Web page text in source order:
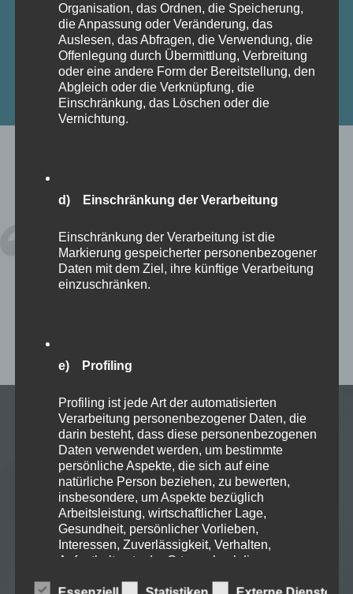
Höflichkeit ist die Wissenschaft, wie
man anderen die größte Menge an
Unannehmlichkeiten ersparen kann.
Blog
Dieser Blog hat seinen Ursprung viele Jahre zurück,
initiiert von Marlies Smits und wird seit 2023 von mir
Organisation, das Ordnen, die Speicherung,
die Anpassung oder Veränderung, das
Auslesen, das Abfragen, die Verwendung, die
Offenlegung durch Übermittlung, Verbreitung
oder eine andere Form der Bereitstellung, den
Abgleich oder die Verknüpfung, die
Einschränkung, das Löschen oder die
Vernichtung.
d) Einschränkung der Verarbeitung
Einschränkung der Verarbeitung ist die
Markierung gespeicherter personenbezogener
Daten mit dem Ziel, ihre künftige Verarbeitung
einzuschränken.
e) Profiling
Profiling ist jede Art der automatisierten
Verarbeitung personenbezogener Daten, die
darin besteht, dass diese personenbezogenen
Daten verwendet werden, um bestimmte
persönliche Aspekte, die sich auf eine
natürliche Person beziehen, zu bewerten,
insbesondere, um Aspekte bezüglich
Arbeitsleistung, wirtschaftlicher Lage,
Gesundheit, persönlicher Vorlieben,
Interessen, Zuverlässigkeit, Verhalten,
Aufenthaltsort oder Ortswechsel dieser